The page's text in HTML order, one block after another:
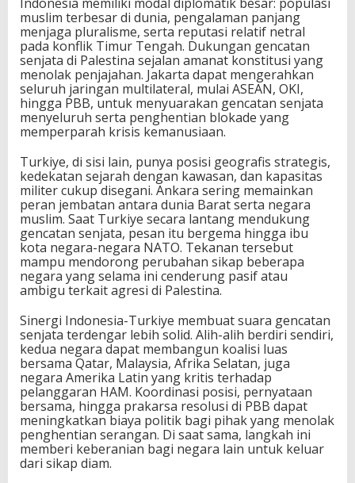
muslim terbesar di dunia, pengalaman panjang
menjaga pluralisme, serta reputasi relatif netral
pada konflik Timur Tengah. Dukungan gencatan
senjata di Palestina sejalan amanat konstitusi yang
menolak penjajahan. Jakarta dapat mengerahkan
seluruh jaringan multilateral, mulai ASEAN, OKI,
hingga PBB, untuk menyuarakan gencatan senjata
menyeluruh serta penghentian blokade yang
memperparah krisis kemanusiaan.
Turkiye, di sisi lain, punya posisi geografis strategis,
kedekatan sejarah dengan kawasan, dan kapasitas
militer cukup disegani. Ankara sering memainkan
peran jembatan antara dunia Barat serta negara
muslim. Saat Turkiye secara lantang mendukung
gencatan senjata, pesan itu bergema hingga ibu
kota negara-negara NATO. Tekanan tersebut
mampu mendorong perubahan sikap beberapa
negara yang selama ini cenderung pasif atau
ambigu terkait agresi di Palestina.
Sinergi Indonesia-Turkiye membuat suara gencatan
senjata terdengar lebih solid. Alih-alih berdiri sendiri,
kedua negara dapat membangun koalisi luas
bersama Qatar, Malaysia, Afrika Selatan, juga
negara Amerika Latin yang kritis terhadap
pelanggaran HAM. Koordinasi posisi, pernyataan
bersama, hingga prakarsa resolusi di PBB dapat
meningkatkan biaya politik bagi pihak yang menolak
penghentian serangan. Di saat sama, langkah ini
memberi keberanian bagi negara lain untuk keluar
dari sikap diam.